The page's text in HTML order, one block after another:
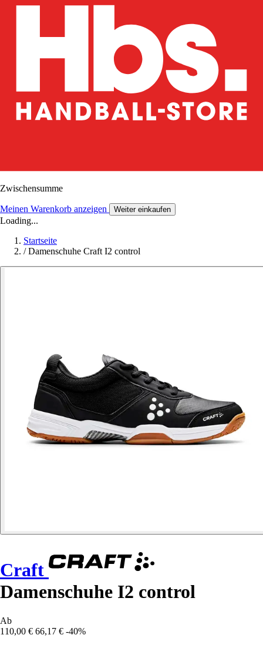
Zwischensumme
Meinen Warenkorb anzeigen Weiter einkaufen
Loading...
Startseite
/ Damenschuhe Craft I2 control
Craft
Damenschuhe I2 control
Ab
110,00 € 66,17 € -40%